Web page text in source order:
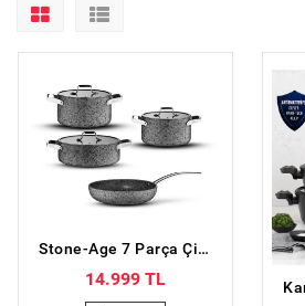
Stone-Age 7 Parça Çizilmez Yanmaz Yapışmaz Tencere ve Tava Seti
14.999 TL